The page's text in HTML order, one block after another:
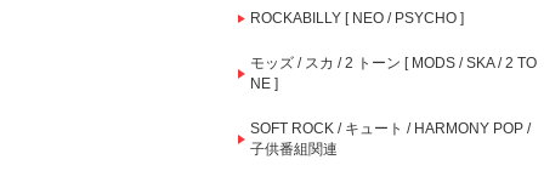
ROCKABILLY [ NEO / PSYCHO ]
モッズ / スカ / 2 トーン [ MODS / SKA / 2 TO
NE ]
SOFT ROCK / キュート / HARMONY POP /
子供番組関連